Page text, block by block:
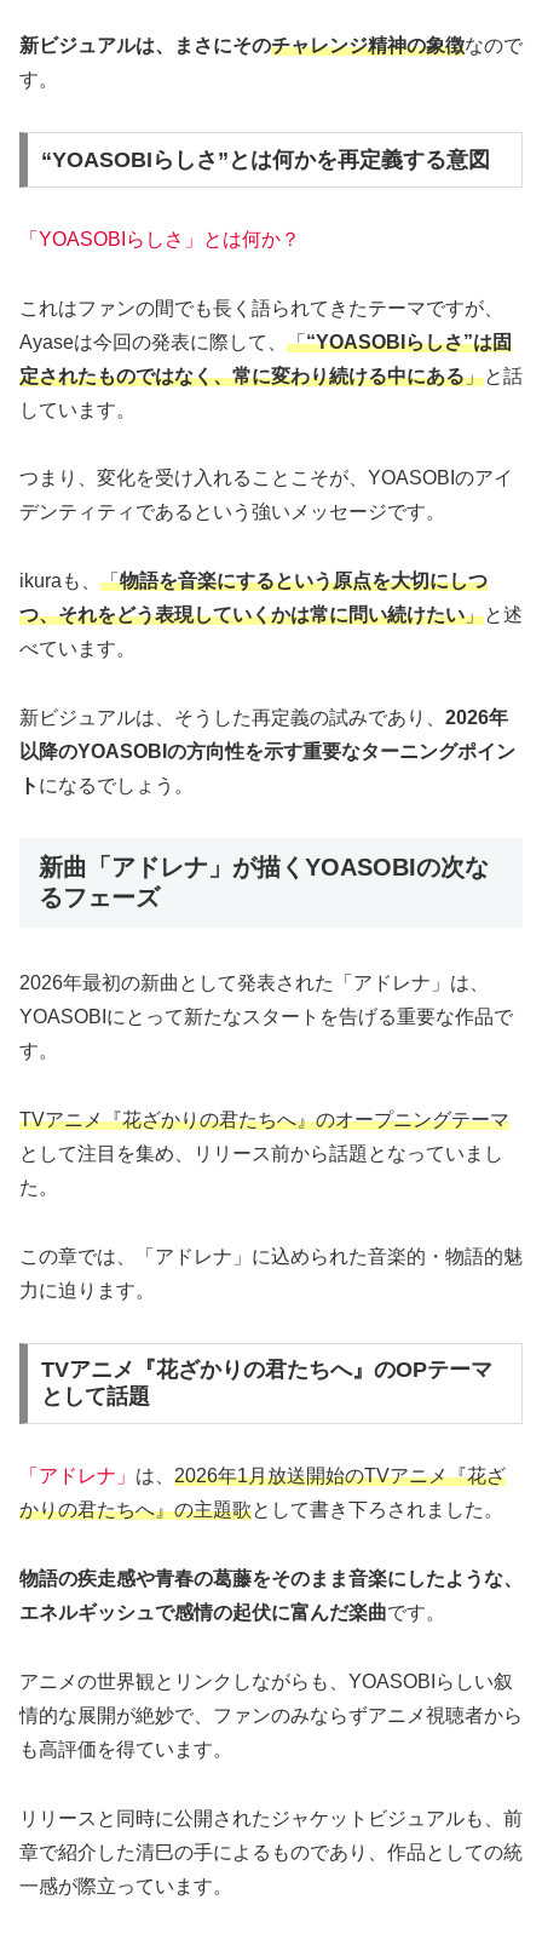
新ビジュアルは、まさにそのチャレンジ精神の象徴なので
す。
“YOASOBIらしさ”とは何かを再定義する意図
「YOASOBIらしさ」とは何か？
これはファンの間でも長く語られてきたテーマですが、
Ayaseは今回の発表に際して、 「“YOASOBIらしさ”は固
定されたものではなく、常に変わり続ける中にある」と話
しています。
つまり、変化を受け入れることこそが、YOASOBIのアイ
デンティティであるという強いメッセージです。
ikuraも、 「物語を音楽にするという原点を大切にしつ
つ、それをどう表現していくかは常に問い続けたい」と述
べています。
新ビジュアルは、そうした再定義の試みであり、 2026年
以降のYOASOBIの方向性を示す重要なターニングポイン
ト になるでしょう。
新曲「アドレナ」が描くYOASOBIの次な
るフェーズ
2026年最初の新曲として発表された「アドレナ」は、
YOASOBIにとって新たなスタートを告げる重要な作品で
す。
TVアニメ『花ざかりの君たちへ』のオープニングテーマ
として注目を集め、リリース前から話題となっていまし
た。
この章では、「アドレナ」に込められた音楽的・物語的魅
力に迫ります。
TVアニメ『花ざかりの君たちへ』のOPテーマ
として話題
「アドレナ」 は、 2026年1月放送開始のTVアニメ『花ざ
かりの君たちへ』の主題歌として書き下ろされました。
物語の疾走感や青春の葛藤をそのまま音楽にしたような、
エネルギッシュで感情の起伏に富んだ楽曲です。
アニメの世界観とリンクしながらも、YOASOBIらしい叙
情的な展開が絶妙で、ファンのみならずアニメ視聴者から
も高評価を得ています。
リリースと同時に公開されたジャケットビジュアルも、前
章で紹介した清巳の手によるものであり、作品としての統
一感が際立っています。